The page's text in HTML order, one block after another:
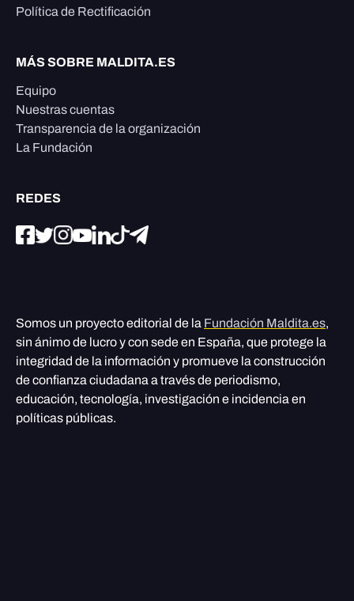
Política de Rectificación
MÁS SOBRE MALDITA.ES
Equipo
Nuestras cuentas
Transparencia de la organización
La Fundación
REDES
Somos un proyecto editorial de la Fundación Maldita.es,
sin ánimo de lucro y con sede en España, que protege la
integridad de la información y promueve la construcción
de confianza ciudadana a través de periodismo,
educación, tecnología, investigación e incidencia en
políticas públicas.